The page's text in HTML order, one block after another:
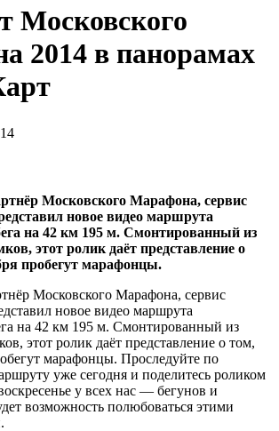
Московского
2014 в панорамах
Московского Марафона, сервис
новое видео маршрута
на 42 км 195 м. Смонтированный из
этот ролик даёт представление о
пробегут марафонцы.
Московского Марафона, сервис
новое видео маршрута
на 42 км 195 м. Смонтированный из
этот ролик даёт представление о том,
марафонцы. Проследуйте по
уже сегодня и поделитесь роликом
у всех нас — бегунов и
возможность полюбоваться этими